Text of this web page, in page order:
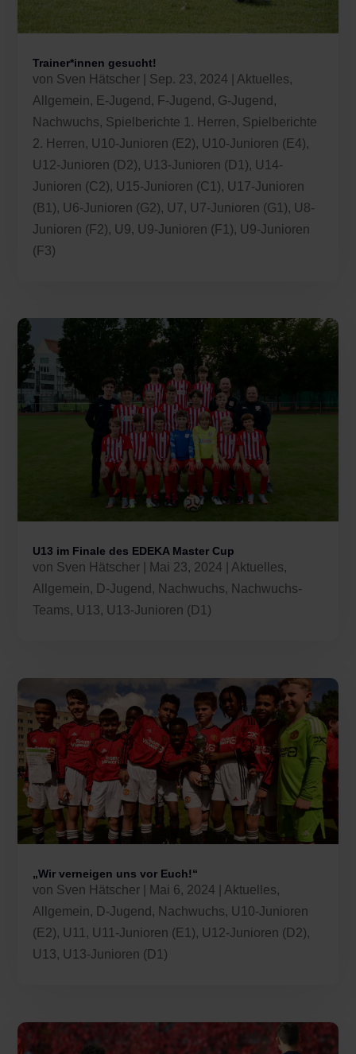
Trainer*innen gesucht!
von Sven Hätscher Sep. 23, 2024 Aktuelles,
Allgemein, E-Jugend , F-Jugend , G-Jugend ,
Nachwuchs, Spielberichte 1. Herren, Spielberichte
2. Herren, U10-Junioren (E2), U10-Junioren (E4),
U12-Junioren (D2), U13-Junioren (D1), U14-
Junioren (C2), U15-Junioren (C1), U17-Junioren
(B1), U6-Junioren (G2), U7, U7-Junioren (G1), U8-
Junioren (F2), U9, U9-Junioren (F1), U9-Junioren
(F3)
U13 im Finale des EDEKA Master Cup
von Sven Hätscher Mai 23, 2024 Aktuelles,
Allgemein, D-Jugend , Nachwuchs, Nachwuchs-
Teams, U13, U13-Junioren (D1)
„Wir verneigen uns vor Euch!“
von Sven Hätscher Mai 6, 2024 Aktuelles,
Allgemein, D-Jugend , Nachwuchs, U10-Junioren
(E2), U11 , U11-Junioren (E1), U12-Junioren (D2),
U13, U13-Junioren (D1)